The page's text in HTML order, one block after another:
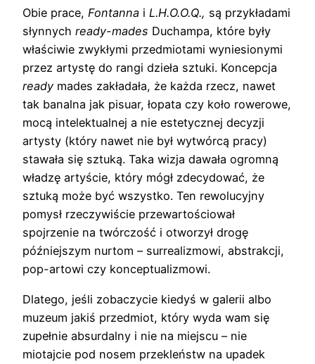
Obie prace, Fontanna i L.H.O.O.Q., są przykładami
słynnych ready-mades Duchampa, które były
właściwie zwykłymi przedmiotami wyniesionymi
przez artystę do rangi dzieła sztuki. Koncepcja
ready mades zakładała, że każda rzecz, nawet
tak banalna jak pisuar, łopata czy koło rowerowe,
mocą intelektualnej a nie estetycznej decyzji
artysty (który nawet nie był wytwórcą pracy)
stawała się sztuką. Taka wizja dawała ogromną
władzę artyście, który mógł zdecydować, że
sztuką może być wszystko. Ten rewolucyjny
pomysł rzeczywiście przewartościował
spojrzenie na twórczość i otworzył drogę
późniejszym nurtom – surrealizmowi, abstrakcji,
pop-artowi czy konceptualizmowi.
Dlatego, jeśli zobaczycie kiedyś w galerii albo
muzeum jakiś przedmiot, który wyda wam się
zupełnie absurdalny i nie na miejscu – nie
miotajcie pod nosem przekleństw na upadek